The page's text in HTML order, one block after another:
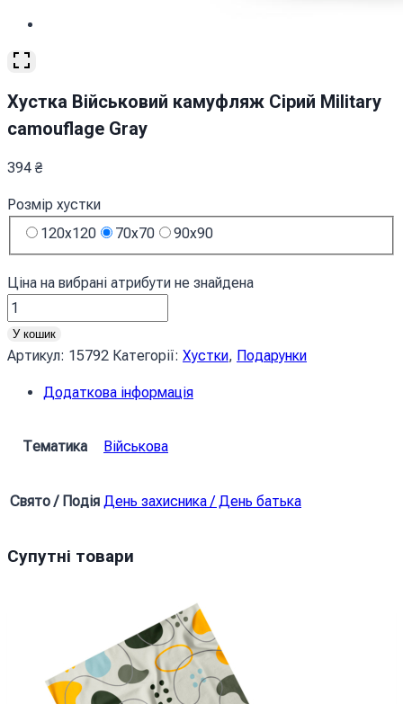
Хустка Військовий камуфляж Сірий Military
camouflage Gray
394 ₴
Розмір хустки
120x120
70x70 90x90
Ціна на вибрані атрибути не знайдена
Хустка
Військовий
камуфляж
Military
Gray
У кошик
Артикул: 15792 Категорії: Хустки, Подарунки
Додаткова інформація
Тематика Військова
Свято / Подія День захисника / День батька
Супутні товари